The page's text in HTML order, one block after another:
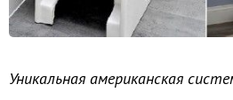
Уникальная американская